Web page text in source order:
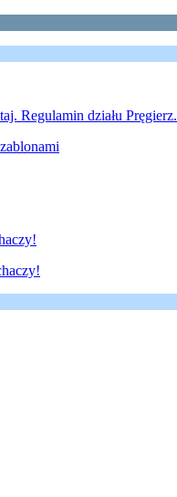
Regulamin działu Pręgierz.